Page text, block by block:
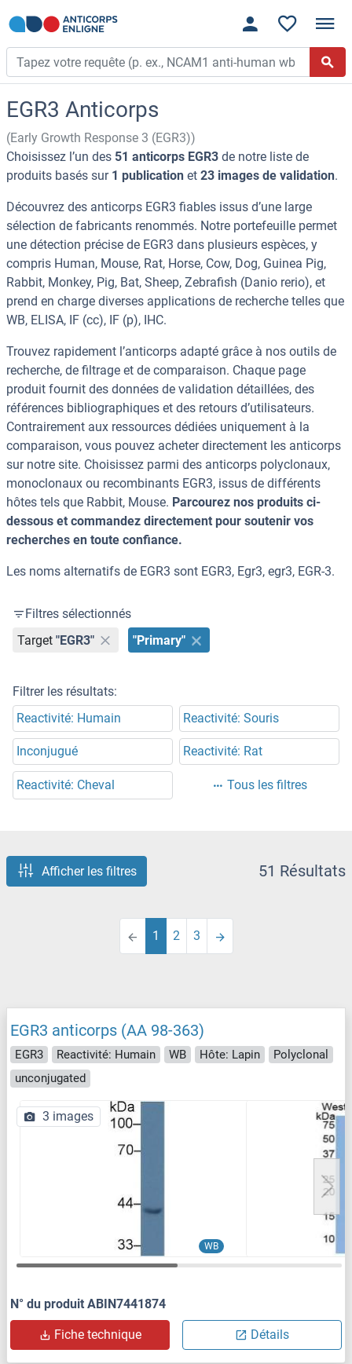
EGR3 Anticorps
(Early Growth Response 3 (EGR3))
Choisissez l’un des 51 anticorps EGR3 de notre liste de
produits basés sur 1 publication et 23 images de validation.
Découvrez des anticorps EGR3 fiables issus d’une large
sélection de fabricants renommés. Notre portefeuille permet
une détection précise de EGR3 dans plusieurs espèces, y
compris Human, Mouse, Rat, Horse, Cow, Dog, Guinea Pig,
Rabbit, Monkey, Pig, Bat, Sheep, Zebrafish (Danio rerio), et
prend en charge diverses applications de recherche telles que
WB, ELISA, IF (cc), IF (p), IHC.
Trouvez rapidement l’anticorps adapté grâce à nos outils de
recherche, de filtrage et de comparaison. Chaque page
produit fournit des données de validation détaillées, des
références bibliographiques et des retours d’utilisateurs.
Contrairement aux ressources dédiées uniquement à la
comparaison, vous pouvez acheter directement les anticorps
sur notre site. Choisissez parmi des anticorps polyclonaux,
monoclonaux ou recombinants EGR3, issus de différents
hôtes tels que Rabbit, Mouse. Parcourez nos produits ci-
dessous et commandez directement pour soutenir vos
recherches en toute confiance.
Les noms alternatifs de EGR3 sont EGR3, Egr3, egr3, EGR-3.
Filtres sélectionnés
Target "EGR3" "Primary"
Filtrer les résultats:
Reactivité: Humain
Reactivité: Souris
Inconjugué Reactivité: Rat
Reactivité: Cheval Tous les filtres
Afficher les filtres 51 Résultats
1 2 3
EGR3 anticorps (AA 98-363)
EGR3 Reactivité: Humain WB Hôte: Lapin
Polyclonal
unconjugated
WB
3 images
N° du produit ABIN7441874
Fiche technique Détails